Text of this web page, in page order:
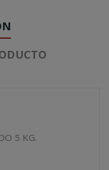
5 KG.